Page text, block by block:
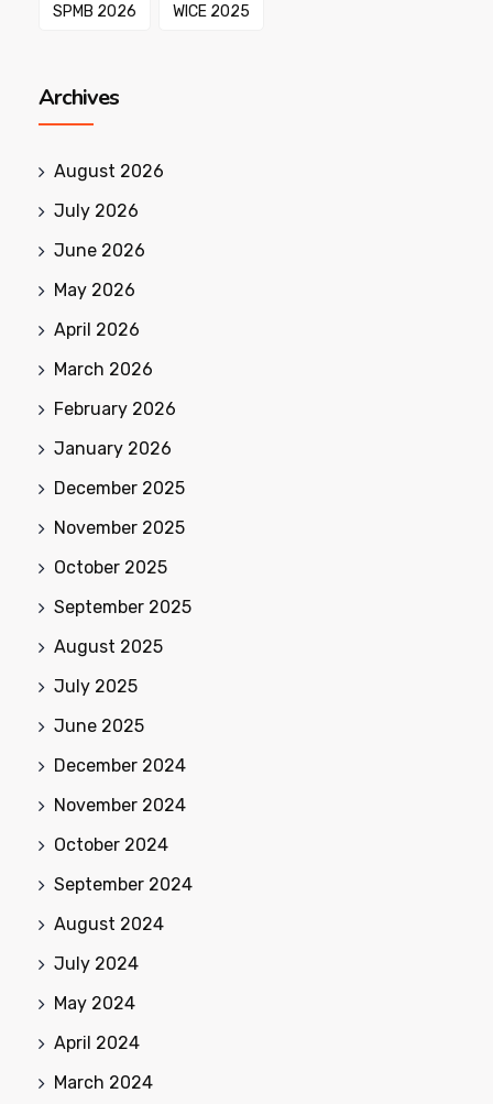
SPMB 2026 WICE 2025
Archives
August 2026
July 2026
June 2026
May 2026
April 2026
March 2026
February 2026
January 2026
December 2025
November 2025
October 2025
September 2025
August 2025
July 2025
June 2025
December 2024
November 2024
October 2024
September 2024
August 2024
July 2024
May 2024
April 2024
March 2024